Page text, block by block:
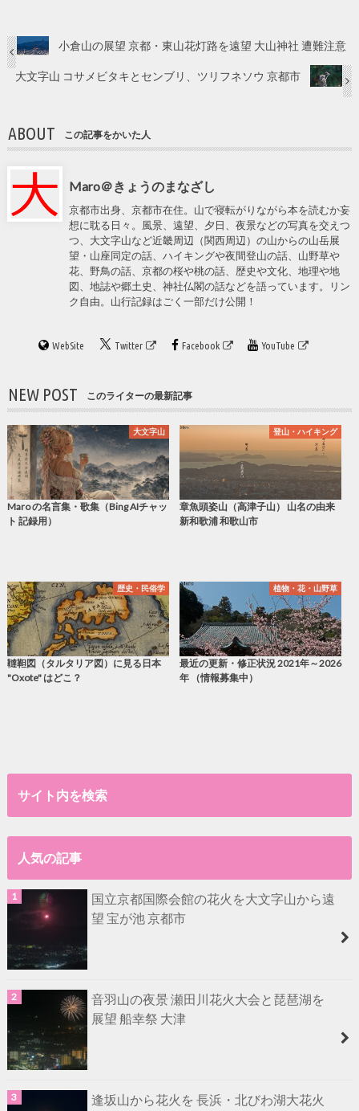
小倉山の展望 京都・東山花灯路を遠望 大山神社 遭難注意
大文字山 コサメビタキとセンブリ、ツリフネソウ 京都市
ABOUT この記事をかいた人
Maro＠きょうのまなざし
京都市出身、京都市在住。山で寝転がりながら本を読むか妄
想に耽る日々。風景、遠望、夕日、夜景などの写真を交えつ
つ、大文字山など近畿周辺（関西周辺）の山からの山岳展
望・山座同定の話、ハイキングや夜間登山の話、山野草や
花、野鳥の話、京都の桜や桃の話、歴史や文化、地理や地
図、地誌や郷土史、神社仏閣の話などを語っています。リン
ク自由。山行記録はごく一部だけ公開！
WebSite Twitter Facebook YouTube
NEW POST このライターの最新記事
大文字山
Maro の名言集・歌集（Bing AIチャッ
ト 記録用）
登山・ハイキング
章魚頭姿山（高津子山） 山名の由来
新和歌浦 和歌山市
歴史・民俗学
韃靼図（タルタリア図）に見る日本
"Oxote" はどこ？
植物・花・山野草
最近の更新・修正状況 2021年～2026
年 （情報募集中）
サイト内を検索
人気の記事
国立京都国際会館の花火を大文字山から遠
望 宝が池 京都市
音羽山の夜景 瀬田川花火大会と琵琶湖を
展望 船幸祭 大津
逢坂山から花火を 長浜・北びわ湖大花火